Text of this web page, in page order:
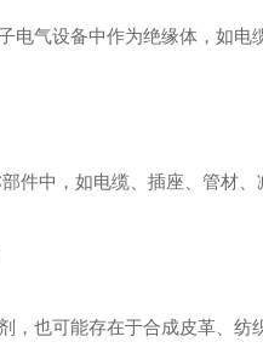
电气设备中作为绝缘体，如电
件中，如电缆、插座、管材
，也可能存在于合成皮革、